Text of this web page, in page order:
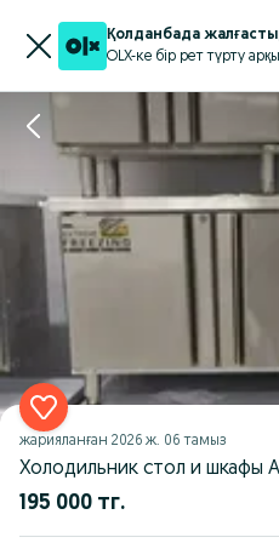
Қолданбада
OLX-ке бір рет түрту
жарияланған 2026 ж. 06 тамыз
Холодильник стол и шкафы
195 000 тг.